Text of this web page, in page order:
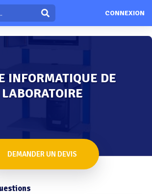
CONNEXION
INFORMATIQUE DE
LABORATOIRE
DEMANDER UN DEVIS